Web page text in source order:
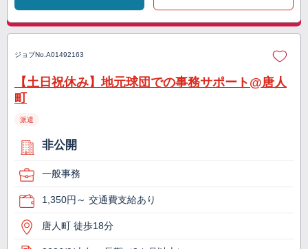
ジョブNo. A01492163
【土日祝休み】地元球団での事務サポート@唐人
町
派遣
非公開
一般事務
1,350円～ 交通費支給あり
唐人町 徒歩18分